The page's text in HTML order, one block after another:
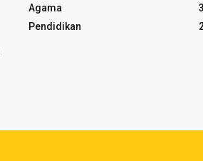
Agama
Pendidikan